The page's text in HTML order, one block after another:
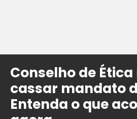
Conselho de
cassar mandato
Entenda o que